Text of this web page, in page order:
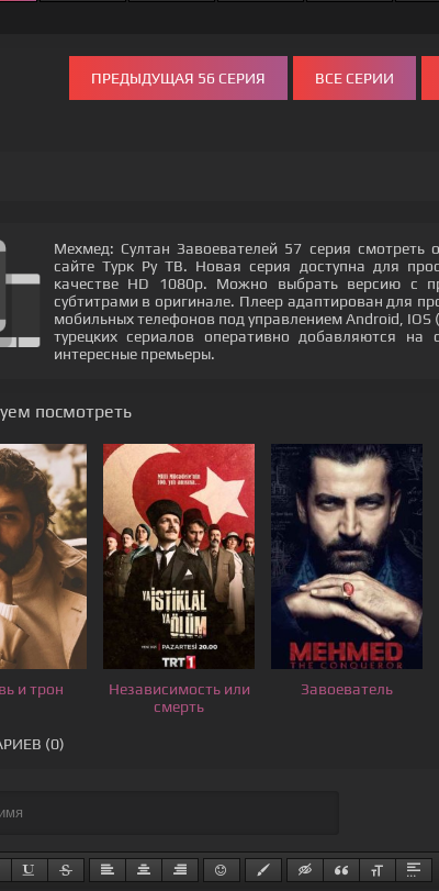
ПРЕДЫДУЩАЯ 56 СЕРИЯ ВСЕ СЕРИИ
Мехмед: Султан Завоевателей 57 серия
сайте Турк Ру ТВ. Новая серия доступна для
качестве HD 1080p. Можно выбрать версию с
субтитрами в оригинале. Плеер адаптирован для
мобильных телефонов под управлением Android,
турецких сериалов оперативно добавляются
интересные премьеры.
посмотреть
и трон
Независимость или
смерть
Завоеватель
(0)